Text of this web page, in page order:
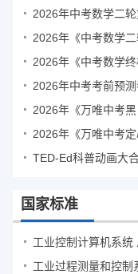
2026年《中考数学
2026年《万唯中考
2026年《万唯中考
国家标准
工业控制计算机系